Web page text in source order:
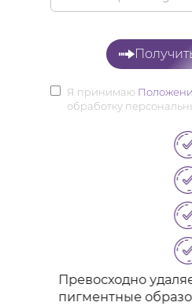
Я принимаю
обработку
Превосходно удаляет
пигментные